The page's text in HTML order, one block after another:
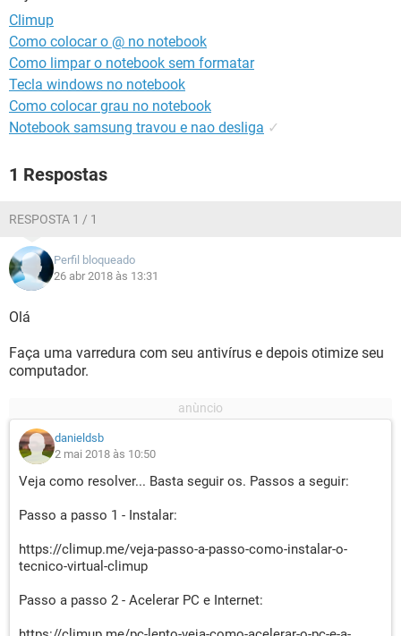
GUIA DE COMPRAS
Climup
Como colocar o @ no notebook
Como limpar o notebook sem formatar
Tecla windows no notebook
Como colocar grau no notebook
Notebook samsung travou e nao desliga ✓
1 Respostas
RESPOSTA 1 / 1
Perfil bloqueado
26 abr 2018 às 13:31
Olá
Faça uma varredura com seu antivírus e depois otimize seu
computador.
danieldsb
2 mai 2018 às 10:50
Veja como resolver... Basta seguir os. Passos a seguir:
Passo a passo 1 - Instalar:
https://climup.me/veja-passo-a-passo-como-instalar-o-
tecnico-virtual-climup
Passo a passo 2 - Acelerar PC e Internet: